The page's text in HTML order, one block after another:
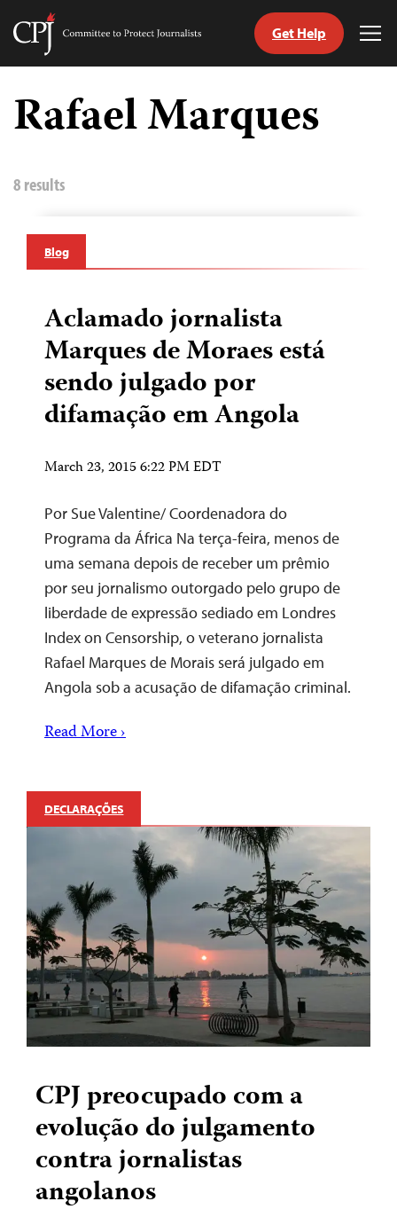
Skip
content
Committee
Journalists
Get Help
Rafael Marques
8 results
Blog
Aclamado jornalista
Marques de Moraes está
sendo julgado por
difamação em Angola
March 23, 2015 6:22 PM EDT
Por Sue Valentine/ Coordenadora do
Programa da África Na terça-feira, menos de
uma semana depois de receber um prêmio
por seu jornalismo outorgado pelo grupo de
liberdade de expressão sediado em Londres
Index on Censorship, o veterano jornalista
Rafael Marques de Morais será julgado em
Angola sob a acusação de difamação criminal.
Read More ›
DECLARAÇÕES
CPJ preocupado com a
evolução do julgamento
contra jornalistas
angolanos